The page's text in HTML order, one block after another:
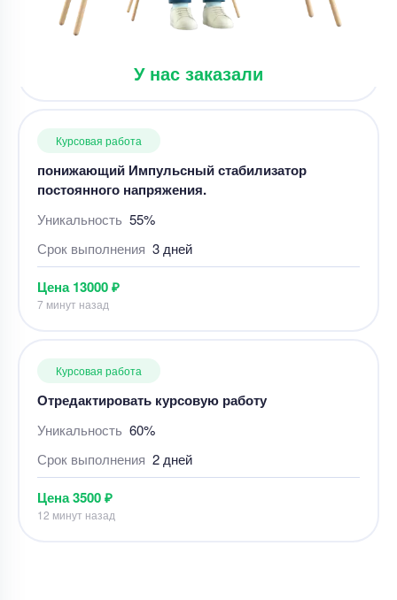
У нас заказали
Срок выполнения
2 дней
Цена13000 ₽
7 минут назад
Курсовая работа
понижающий Импульсный стабилизатор
постоянного напряжения.
Уникальность 55%
Срок выполнения 3 дней
Цена3500 ₽
12 минут назад
Курсовая работа
Отредактировать курсовую работу
Уникальность 60%
Срок выполнения 2 дней